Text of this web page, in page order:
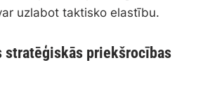
uzlabot taktisko elastību.
stratēģiskās priekšrocības